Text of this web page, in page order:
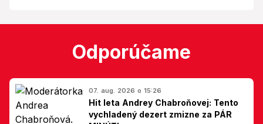
Odporúčame
07. aug. 2026 o 15:26
Hit leta Andrey Chabroňovej: Tento
vychladený dezert zmizne za PÁR